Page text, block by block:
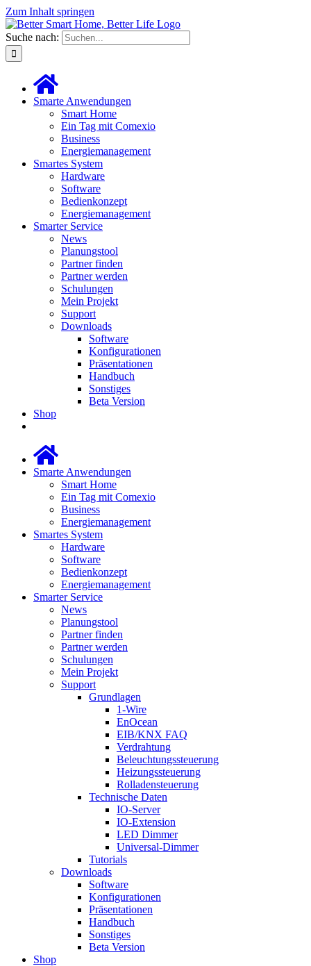
Zum Inhalt springen
Suche nach:
Smarte Anwendungen
Smart Home
Ein Tag mit Comexio
Business
Energiemanagement
Smartes System
Hardware
Software
Bedienkonzept
Energiemanagement
Smarter Service
News
Planungstool
Partner finden
Partner werden
Schulungen
Mein Projekt
Support
Downloads
Software
Konfigurationen
Präsentationen
Handbuch
Sonstiges
Beta Version
Shop
Smarte Anwendungen
Smart Home
Ein Tag mit Comexio
Business
Energiemanagement
Smartes System
Hardware
Software
Bedienkonzept
Energiemanagement
Smarter Service
News
Planungstool
Partner finden
Partner werden
Schulungen
Mein Projekt
Support
Grundlagen
1-Wire
EnOcean
EIB/KNX FAQ
Verdrahtung
Beleuchtungssteuerung
Heizungssteuerung
Rolladensteuerung
Technische Daten
IO-Server
IO-Extension
LED Dimmer
Universal-Dimmer
Tutorials
Downloads
Software
Konfigurationen
Präsentationen
Handbuch
Sonstiges
Beta Version
Shop